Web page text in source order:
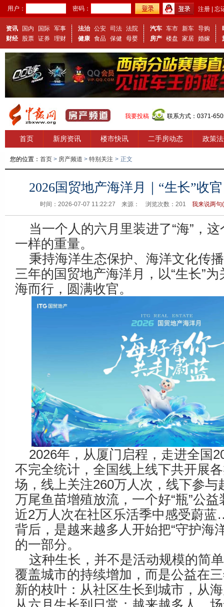
用户： 密码： 注册 忘
资讯 国内 国际 军事
财经
股票 证券 理财
法治 公安 司法 法院
健康 食品 保健 母婴
汽车 车市 新车 导购
房产 楼盘 家居 婚嫁
我要投稿 联系方式：0371-
首页 新房资讯 楼市快讯 二手房动态 政策
您的位置： 首页 > 房产频道 > 特别关注 > 正文
2026国贸地产海洋月｜“生长”收
时间：2026-07-07 11:22:27 来源： 浏览次数： 201 我来说两句(
当一个人的六月里装进了“海”，
一样的重量。
秉持海洋生态保护、海洋文化传
三年的国贸地产海洋月，以“生长”
海而行，圆满收官。
2026年，从厦门启程，走进全国
不完全统计，全国线上线下共开展
场，线上关注260万人次，线下参与
万尾鱼苗增殖放流，一个好“瓶”公
近2万人次在社区乐活季中感受蔚
背后，是越来越多人开始把“守护海
的一部分。
这种生长，并不是活动规模的简
覆盖城市的持续增加，而是公益在
新的枝叶：从社区生长到城市，从